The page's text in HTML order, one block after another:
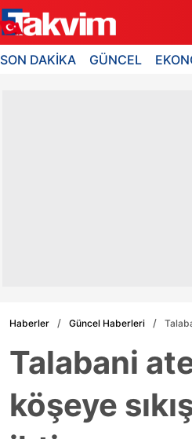
SON DAKİKA GÜNCEL
Haberler Güncel Haberleri
Talabani
köşeye